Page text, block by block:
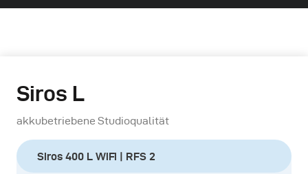
Siros L
akkubetriebene Studioqualität
Siros 400 L WiFi | RFS 2